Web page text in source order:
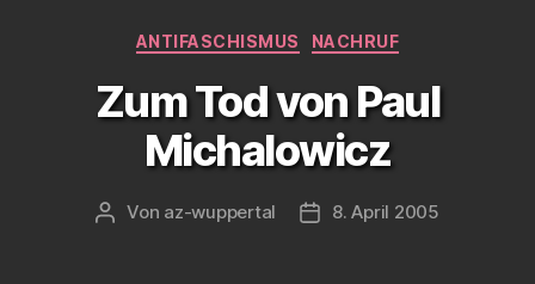
Kategorien
ANTIFASCHISMUS NACHRUF
Zum Tod von Paul
Michalowicz
Beitragsautor
Von az-wuppertal Veröffentlichungsdatum
8. April 2005